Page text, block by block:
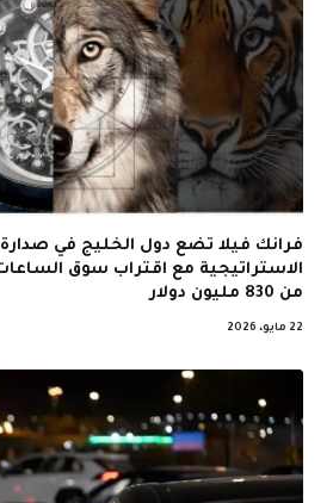
فرانك فيلا تضع دول الخليج في صدارة
الاستراتيجية مع اقتراب سوق
من 830 مليون دولار
22 مايو، 2026